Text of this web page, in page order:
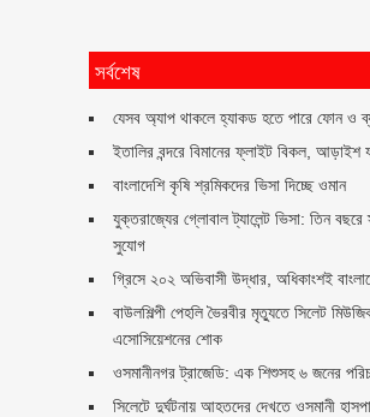
সর্বশেষ
যেসব অ্যাপ থাকলে হ্যাকড হতে পারে ফোন ও
ইতালির বন্দরে বিমানের ফ্লাইট বিকল, আড়াইশ
বাংলাদেশি কৃষি শ্রমিকদের ভিসা দিচ্ছে ওমান
যুক্তরাজ্যের গ্লোবাল ট্যালেন্ট ভিসা: তিন বছরে
সুযোগ
গ্রিসে ২০২ অভিবাসী উদ্ধার, অধিকাংশই
বাউলশিল্পী পেহলি ভৈরবীর মৃত্যুতে সিলেট
এসোসিয়েশনের শোক
ওসমানীনগর ট্রাজেডি: এক শিশুসহ ৬ জনের
সিলেটে দুর্ঘটনায় আহতদের দেখতে ওসমানী